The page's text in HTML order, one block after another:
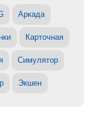
Аркада
Карточная
Симулятор
Экшен